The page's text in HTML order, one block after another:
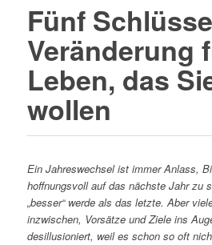
Fünf
Veränderung
Leben, das
wollen
Ein Jahreswechsel ist immer Anlass,
hoffnungsvoll auf das nächste Jahr zu
„besser“ werde als das letzte. Aber
inzwischen, Vorsätze und Ziele ins
desillusioniert, weil es schon so oft